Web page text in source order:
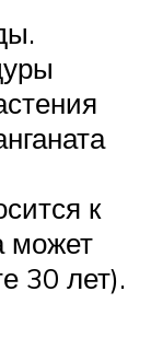
к
может
30 лет).